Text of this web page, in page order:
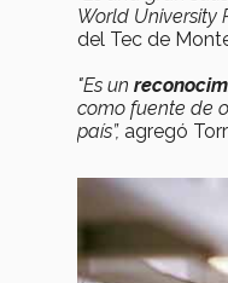
World University
del Tec de
"Es un
como fuente de
país”, agregó